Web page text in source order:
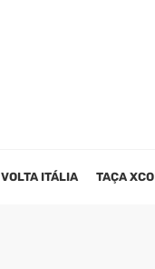
VOLTA ITÁLIA TAÇA XCO